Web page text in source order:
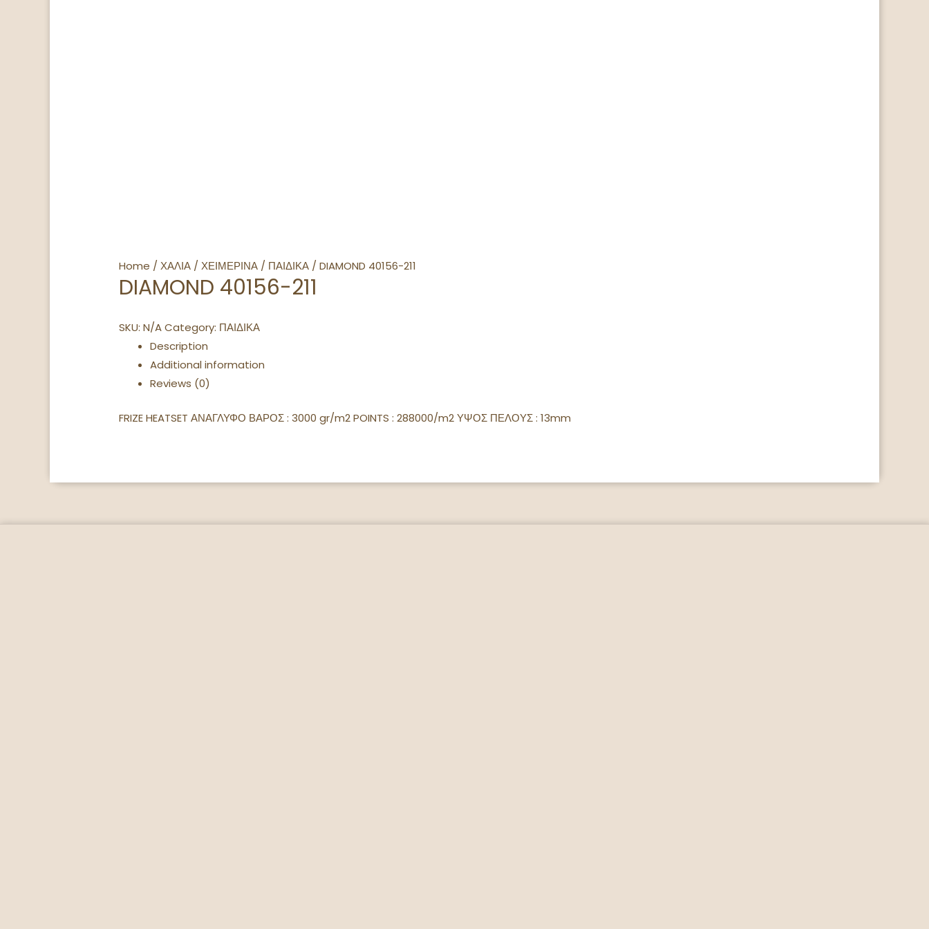
Home /ΧΑΛΙΑ /ΧΕΙΜΕΡΙΝΑ / ΠΑΙΔΙΚΑ / DIAMOND 40156-211
DIAMOND 40156-211
SKU:N/ACategory: ΠΑΙΔΙΚΑ
Description
Additional information
Reviews (0)
FRIZE HEATSET ΑΝΑΓΛΥΦΟ ΒΑΡΟΣ : 3000 gr/m2 POINTS : 288000/m2 ΥΨΟΣ ΠΕΛΟΥΣ : 13mm